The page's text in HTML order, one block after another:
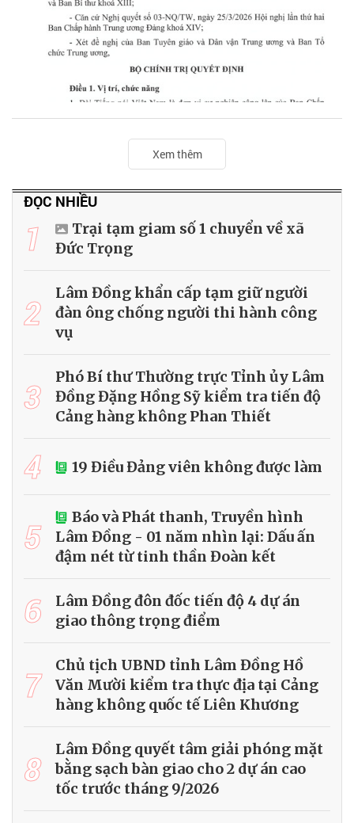
Xem thêm
ĐỌC NHIỀU
1
Trại tạm giam số 1 chuyển về xã
Đức Trọng
2
Lâm Đồng khẩn cấp tạm giữ người
đàn ông chống người thi hành công
vụ
3
Phó Bí thư Thường trực Tỉnh ủy Lâm
Đồng Đặng Hồng Sỹ kiểm tra tiến độ
Cảng hàng không Phan Thiết
4 19 Điều Đảng viên không được làm
5
Báo và Phát thanh, Truyền hình
Lâm Đồng - 01 năm nhìn lại: Dấu ấn
đậm nét từ tinh thần Đoàn kết
6
Lâm Đồng đôn đốc tiến độ 4 dự án
giao thông trọng điểm
7
Chủ tịch UBND tỉnh Lâm Đồng Hồ
Văn Mười kiểm tra thực địa tại Cảng
hàng không quốc tế Liên Khương
8
Lâm Đồng quyết tâm giải phóng mặt
bằng sạch bàn giao cho 2 dự án cao
tốc trước tháng 9/2026